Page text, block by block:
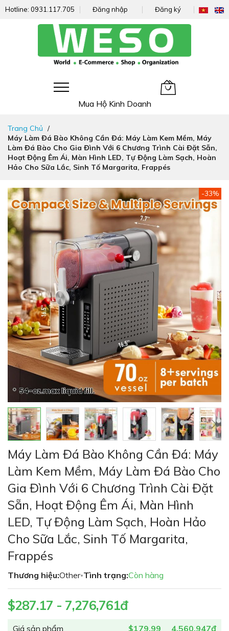
Hotline: 0931.117.705 Đăng nhập Đăng ký
Mua Hộ Kinh Doanh
nhanh
đến
nội
dung
Trang Chủ
Máy Làm Đá Bào Không Cần Đá: Máy Làm Kem Mềm, Máy
Làm Đá Bào Cho Gia Đình Với 6 Chương Trình Cài Đặt Sẵn,
Hoạt Động Êm Ái, Màn Hình LED, Tự Động Làm Sạch, Hoàn
Hảo Cho Sữa Lắc, Sinh Tố Margarita, Frappés
Chuyển
đến
phần
đầu
của
thư
viện
hình
ảnh
đến
phần
của
thư
hình
ảnh
-33%
Máy Làm Đá Bào Không Cần Đá: Máy
Làm Kem Mềm, Máy Làm Đá Bào Cho
Gia Đình Với 6 Chương Trình Cài Đặt
Sẵn, Hoạt Động Êm Ái, Màn Hình
LED, Tự Động Làm Sạch, Hoàn Hảo
Cho Sữa Lắc, Sinh Tố Margarita,
Frappés
Thương hiệu:Other•Tình trạng:Còn hàng
Giá sản phẩm $179.99
4,560,947đ
$287.17 - 7,276,761đ